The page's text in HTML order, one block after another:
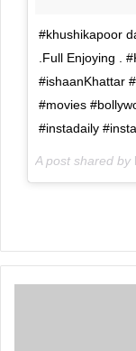
#khushikapoor
.Full Enjoying .
#ishaanKhattar
#movies
#instadaily
A post shared by